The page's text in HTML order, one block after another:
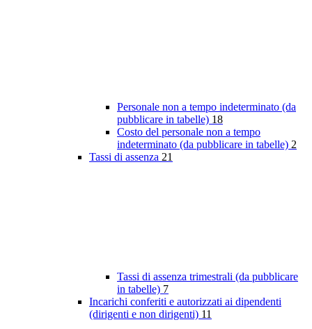
Personale non a tempo indeterminato (da
pubblicare in tabelle) 18
Costo del personale non a tempo
indeterminato (da pubblicare in tabelle) 2
Tassi di assenza 21
Tassi di assenza trimestrali (da pubblicare
in tabelle) 7
Incarichi conferiti e autorizzati ai dipendenti
(dirigenti e non dirigenti) 11